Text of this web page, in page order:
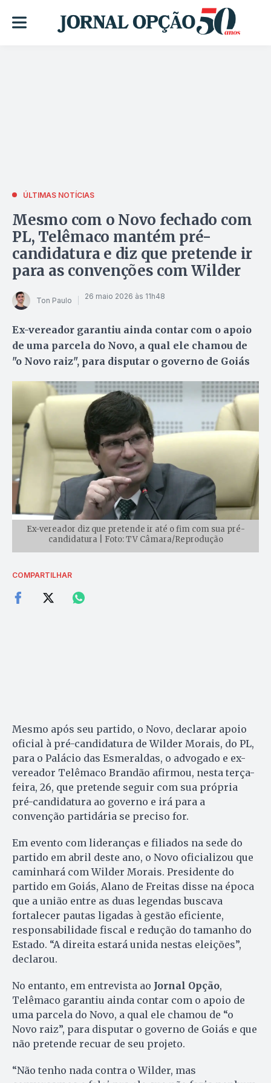
ÚLTIMAS NOTÍCIAS
Mesmo com o Novo fechado com
PL, Telêmaco mantém pré-
candidatura e diz que pretende ir
para as convenções com Wilder
Ton Paulo 26 maio 2026 às 11h48
Ex-vereador garantiu ainda contar com o apoio
de uma parcela do Novo, a qual ele chamou de
"o Novo raiz", para disputar o governo de Goiás
Ex-vereador diz que pretende ir até o fim com sua pré-
candidatura | Foto: TV Câmara/Reprodução
COMPARTILHAR
Mesmo após seu partido, o Novo, declarar apoio
oficial à pré-candidatura de Wilder Morais, do PL,
para o Palácio das Esmeraldas, o advogado e ex-
vereador Telêmaco Brandão afirmou, nesta terça-
feira, 26, que pretende seguir com sua própria
pré-candidatura ao governo e irá para a
convenção partidária se preciso for.
Em evento com lideranças e filiados na sede do
partido em abril deste ano, o Novo oficializou que
caminhará com Wilder Morais. Presidente do
partido em Goiás, Alano de Freitas disse na época
que a união entre as duas legendas buscava
fortalecer pautas ligadas à gestão eficiente,
responsabilidade fiscal e redução do tamanho do
Estado. “A direita estará unida nestas eleições”,
declarou.
No entanto, em entrevista ao Jornal Opção,
Telêmaco garantiu ainda contar com o apoio de
uma parcela do Novo, a qual ele chamou de “o
Novo raiz”, para disputar o governo de Goiás e que
não pretende recuar de seu projeto.
“Não tenho nada contra o Wilder, mas